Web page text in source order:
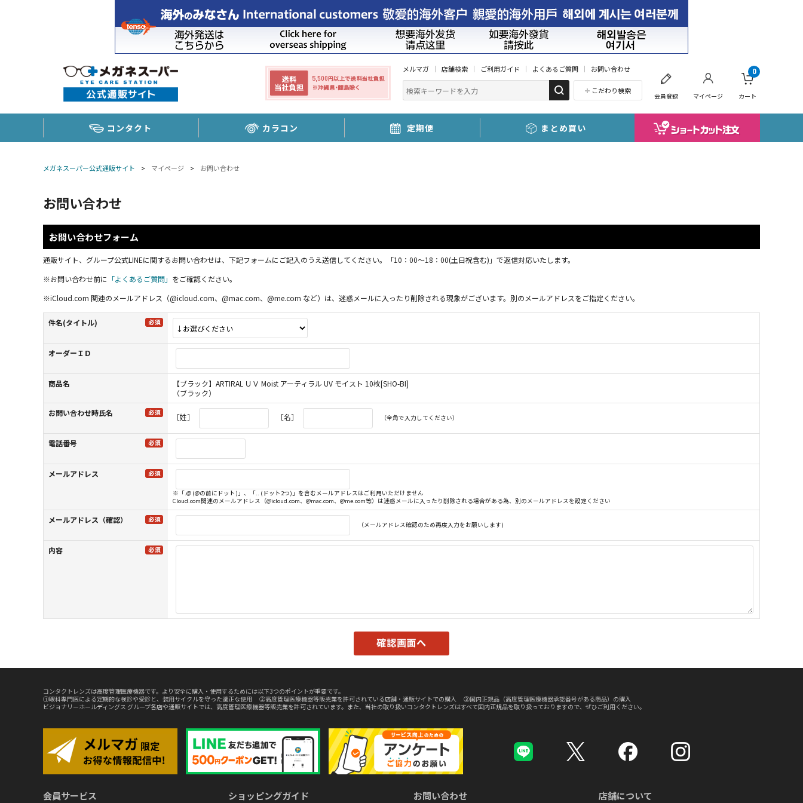
メルマガ 店舗検索 ご利用ガイド よくあるご質問 お問い合わせ
こだわり検索
会員登録 マイページ カート
0
コンタクト カラコン 定期便 まとめ買い
メガネスーパー公式通販サイト > マイページ > お問い合わせ
お問い合わせ
お問い合わせフォーム
通販サイト、グループ公式LINEに関するお問い合わせは、下記フォームにご記入のうえ送信してください。「10：00～18：00(土日祝含む)」で返信対応いたします。
※お問い合わせ前に 「よくあるご質問」 をご確認ください。
※iCloud.com 関連のメールアドレス（@icloud.com、@mac.com、@me.com など）は、迷惑メールに入ったり削除される現象がございます。別のメールアドレスをご指定ください。
件名(タイトル)
オーダーＩＤ
商品名
【ブラック】ARTIRAL ＵＶ Moist アーティラル UV モイスト 10枚[SHO-BI]
（ブラック）
お問い合わせ時氏名
［姓］ ［名］ （全角で入力してください）
電話番号
メールアドレス
※「.@ (@の前にドット)」、「.. (ドット2つ)」を含むメールアドレスはご利用いただけません
Cloud.com関連のメールアドレス（@icloud.com、@mac.com、@me.com等）は迷惑メールに入ったり削除される場合がある為、別のメールアドレスを設定ください
メールアドレス（確認）
（メールアドレス確認のため再度入力をお願いします)
内容
コンタクトレンズは高度管理医療機器です。より安全に購入・使用するためには以下3つのポイントが重要です。
①眼科専門医による定期的な検診や受診と、装用サイクルを守った適正な使用 ②高度管理医療機器等販売業を許可されている店舗・通販サイトでの購入 ③国内正規品（高度管理医療機器承認番号がある商品）の購入
ビジョナリーホールディングス グループ各店や通販サイトでは、高度管理医療機器等販売業を許可されています。また、当社の取り扱いコンタクトレンズはすべて国内正規品を取り扱っておりますので、ぜひご利用ください。
会員サービス ショッピングガイド お問い合わせ 店舗について